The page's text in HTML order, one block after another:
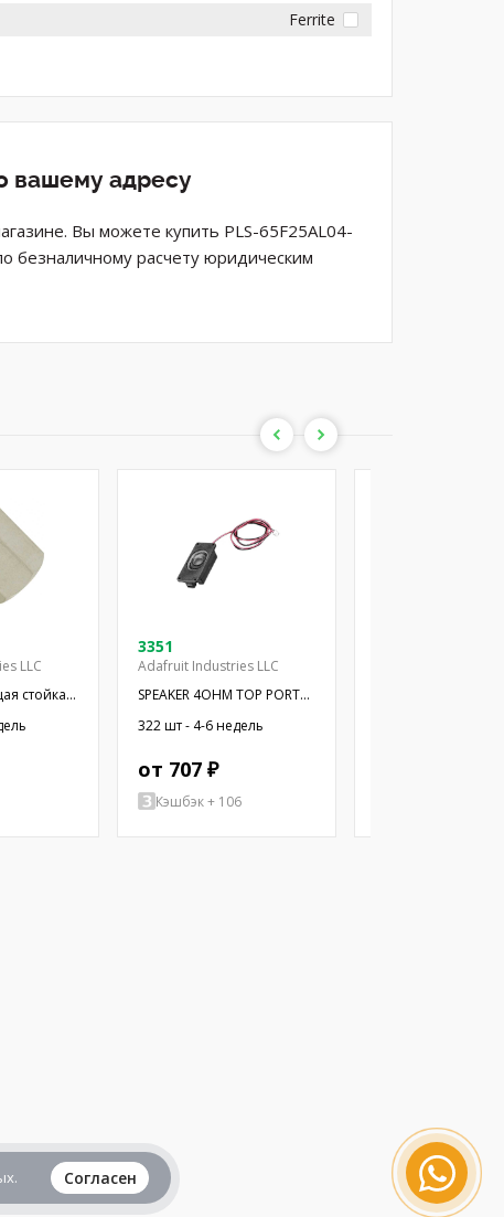
Ferrite
вашему адресу
Вы можете купить PLS-65F25AL04-
безналичному расчету юридическим
LLC
стойка с
40
3351
Adafruit Industries LLC
SPEAKER 4OHM TOP PORT
OVAL RECT
322 шт - 4-6 недель
от 707 ₽
Кэшбэк + 106
Согласен